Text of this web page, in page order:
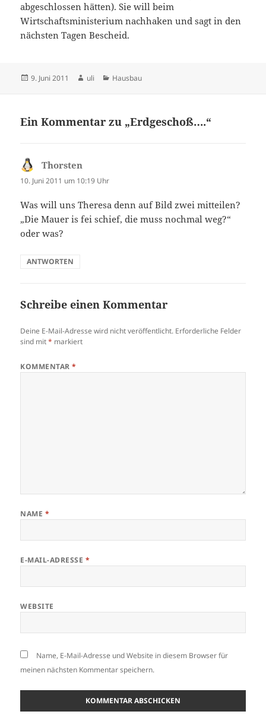
abgeschlossen hätten). Sie will beim
Wirtschaftsministerium nachhaken und sagt in den
nächsten Tagen Bescheid.
Veröffentlicht
9. Juni 2011 Autor
uli Kategorien
Hausbau
Ein Kommentar zu „Erdgeschoß….“
Thorsten
10. Juni 2011 um 10:19 Uhr
Was will uns Theresa denn auf Bild zwei mitteilen?
„Die Mauer is fei schief, die muss nochmal weg?“
oder was?
ANTWORTEN
Schreibe einen Kommentar
Deine E-Mail-Adresse wird nicht veröffentlicht. Erforderliche Felder
sind mit* markiert
KOMMENTAR*
NAME *
E-MAIL-ADRESSE *
WEBSITE
Name, E-Mail-Adresse und Website in diesem Browser für
meinen nächsten Kommentar speichern.